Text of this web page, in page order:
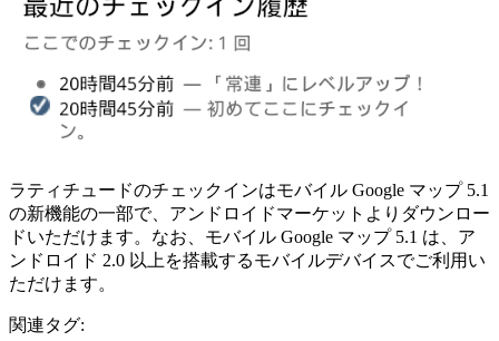
ラティチュードのチェックインはモバイル Google マップ 5.1
の新機能の一部で、アンドロイドマーケットよりダウンロー
ドいただけます。なお、モバイル Google マップ 5.1 は、ア
ンドロイド 2.0 以上を搭載するモバイルデバイスでご利用い
ただけます。
関連タグ: